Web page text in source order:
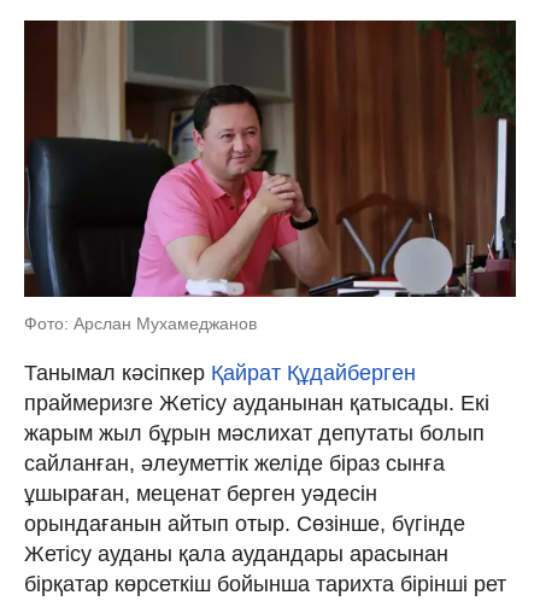
Фото: Арслан Мухамеджанов
Танымал кәсіпкер Қайрат Құдайберген
праймеризге Жетісу ауданынан қатысады. Екі
жарым жыл бұрын мәслихат депутаты болып
сайланған, әлеуметтік желіде біраз сынға
ұшыраған, меценат берген уәдесін
орындағанын айтып отыр. Сөзінше, бүгінде
Жетісу ауданы қала аудандары арасынан
бірқатар көрсеткіш бойынша тарихта бірінші рет